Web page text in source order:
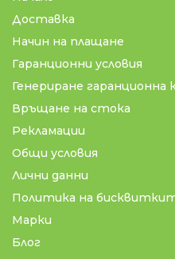
Доставка
Начин на плащане
Гаранционни условия
Генериране
Връщане на стока
Рекламации
Общи условия
Лични данни
Политика на
Марки
Блог